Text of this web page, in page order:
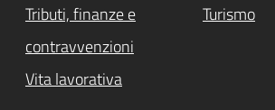
Tributi, finanze e
contravvenzioni
Turismo
Vita lavorativa